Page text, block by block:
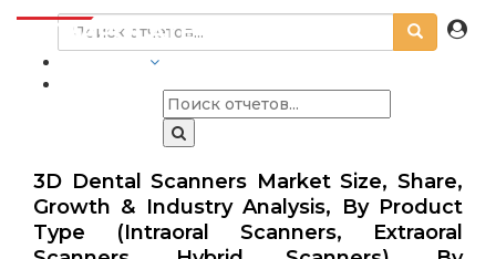
3D Dental Scanners Market Size, Share,
Growth & Industry Analysis, By Product
Type (Intraoral Scanners, Extraoral